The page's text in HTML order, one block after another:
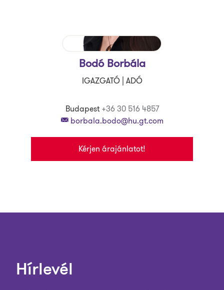
Bodó Borbála
IGAZGATÓ | ADÓ
Budapest +36 30 516 4857
borbala.bodo@hu.gt.com
Kérjen árajánlatot!
Hírlevél